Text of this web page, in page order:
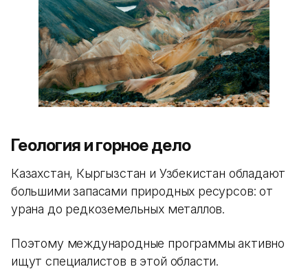
Геология и горное дело
Казахстан, Кыргызстан и Узбекистан обладают
большими запасами природных ресурсов: от
урана до редкоземельных металлов.
Поэтому международные программы активно
ищут специалистов в этой области.